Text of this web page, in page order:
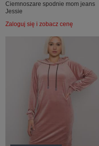
Ciemnoszare spodnie mom jeans
Jessie
Zaloguj się i zobacz cenę